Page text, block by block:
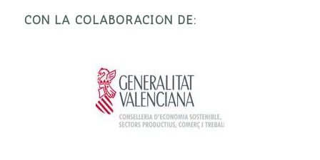
CON LA COLABORACIÓN DE: